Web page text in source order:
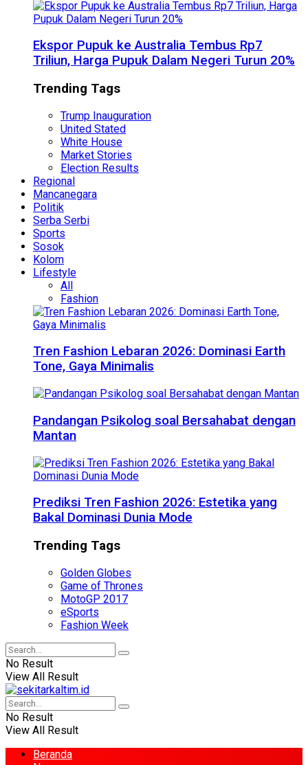
Ekspor Pupuk ke Australia Tembus Rp7
Triliun, Harga Pupuk Dalam Negeri Turun 20%
Trending Tags
Trump Inauguration
United Stated
White House
Market Stories
Election Results
Regional
Mancanegara
Politik
Serba Serbi
Sports
Sosok
Kolom
Lifestyle
All
Fashion
Tren Fashion Lebaran 2026: Dominasi Earth
Tone, Gaya Minimalis
Pandangan Psikolog soal Bersahabat dengan
Mantan
Prediksi Tren Fashion 2026: Estetika yang
Bakal Dominasi Dunia Mode
Trending Tags
Golden Globes
Game of Thrones
MotoGP 2017
eSports
Fashion Week
No Result
View All Result
No Result
View All Result
Beranda